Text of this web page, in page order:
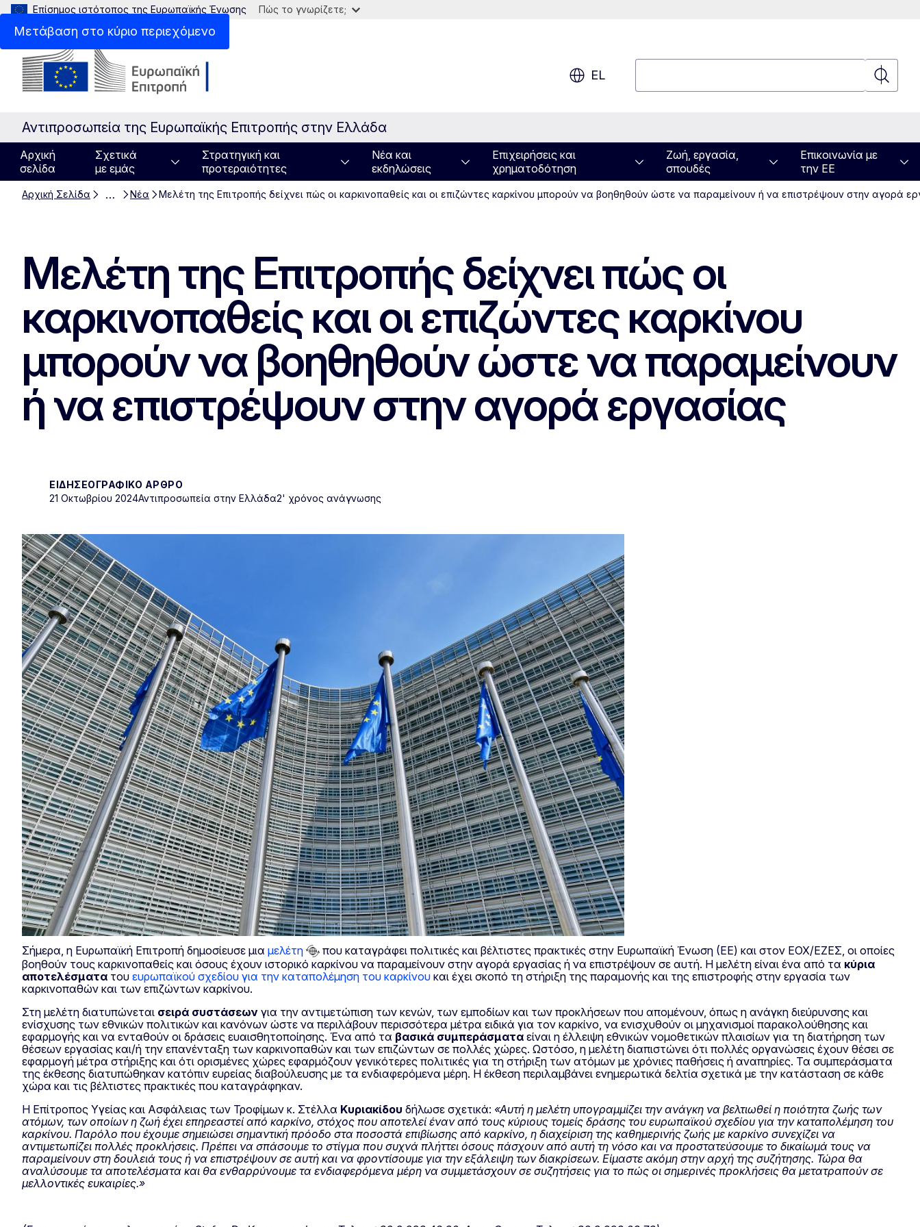
Μετάβαση στο κύριο περιεχόμενο
Επίσημος ιστότοπος της Ευρωπαϊκής Ένωσης Πώς το γνωρίζετε;
EL
Αντιπροσωπεία της Ευρωπαϊκής Επιτροπής στην Ελλάδα
Αρχική
σελίδα
Σχετικά
με εμάς
Στρατηγική και
προτεραιότητες
Νέα και
εκδηλώσεις
Επιχειρήσεις και
χρηματοδότηση
Ζωή, εργασία,
σπουδές
Επικοινωνία με
την ΕΕ
Αρχική Σελίδα … Νέα Μελέτη της Επιτροπής δείχνει πώς οι καρκινοπαθείς και οι επιζώντες καρκίνου μπορούν να βοηθηθούν ώστε να παραμείνουν ή να επιστρέψουν στην αγορά
Μελέτη της Επιτροπής δείχνει πώς οι
καρκινοπαθείς και οι επιζώντες καρκίνου
μπορούν να βοηθηθούν ώστε να παραμείνουν
ή να επιστρέψουν στην αγορά εργασίας
ΕΙΔΗΣΕΟΓΡΑΦΙΚΌ ΆΡΘΡΟ
21 Οκτωβρίου 2024Αντιπροσωπεία στην Ελλάδα2' χρόνος ανάγνωσης
Σήμερα, η Ευρωπαϊκή Επιτροπή δημοσίευσε μια μελέτη
που καταγράφει πολιτικές και βέλτιστες πρακτικές στην Ευρωπαϊκή Ένωση (ΕΕ) και στον ΕΟΧ/ΕΖΕΣ, οι οποίες
βοηθούν τους καρκινοπαθείς και όσους έχουν ιστορικό καρκίνου να παραμείνουν στην αγορά εργασίας ή να επιστρέψουν σε αυτή. Η μελέτη είναι ένα από τα κύρια
αποτελέσματα του ευρωπαϊκού σχεδίου για την καταπολέμηση του καρκίνου και έχει σκοπό τη στήριξη της παραμονής και της επιστροφής στην εργασία των
καρκινοπαθών και των επιζώντων καρκίνου.
Στη μελέτη διατυπώνεται σειρά συστάσεων για την αντιμετώπιση των κενών, των εμποδίων και των προκλήσεων που απομένουν, όπως η ανάγκη διεύρυνσης και
ενίσχυσης των εθνικών πολιτικών και κανόνων ώστε να περιλάβουν περισσότερα μέτρα ειδικά για τον καρκίνο, να ενισχυθούν οι μηχανισμοί παρακολούθησης και
εφαρμογής και να ενταθούν οι δράσεις ευαισθητοποίησης. Ένα από τα βασικά συμπεράσματα είναι η έλλειψη εθνικών νομοθετικών πλαισίων για τη διατήρηση των
θέσεων εργασίας και/ή την επανένταξη των καρκινοπαθών και των επιζώντων σε πολλές χώρες. Ωστόσο, η μελέτη διαπιστώνει ότι πολλές οργανώσεις έχουν θέσει σε
εφαρμογή μέτρα στήριξης και ότι ορισμένες χώρες εφαρμόζουν γενικότερες πολιτικές για τη στήριξη των ατόμων με χρόνιες παθήσεις ή αναπηρίες. Τα συμπεράσματα
της έκθεσης διατυπώθηκαν κατόπιν ευρείας διαβούλευσης με τα ενδιαφερόμενα μέρη. Η έκθεση περιλαμβάνει ενημερωτικά δελτία σχετικά με την κατάσταση σε κάθε
χώρα και τις βέλτιστες πρακτικές που καταγράφηκαν.
Η Επίτροπος Υγείας και Ασφάλειας των Τροφίμων κ. Στέλλα Κυριακίδου δήλωσε σχετικά: «Αυτή η μελέτη υπογραμμίζει την ανάγκη να βελτιωθεί η ποιότητα ζωής των
ατόμων, των οποίων η ζωή έχει επηρεαστεί από καρκίνο, στόχος που αποτελεί έναν από τους κύριους τομείς δράσης του ευρωπαϊκού σχεδίου για την καταπολέμηση του
καρκίνου. Παρόλο που έχουμε σημειώσει σημαντική πρόοδο στα ποσοστά επιβίωσης από καρκίνο, η διαχείριση της καθημερινής ζωής με καρκίνο συνεχίζει να
αντιμετωπίζει πολλές προκλήσεις. Πρέπει να σπάσουμε το στίγμα που συχνά πλήττει όσους πάσχουν από αυτή τη νόσο και να προστατεύσουμε το δικαίωμά τους να
παραμείνουν στη δουλειά τους ή να επιστρέψουν σε αυτή και να φροντίσουμε για την εξάλειψη των διακρίσεων. Είμαστε ακόμη στην αρχή της συζήτησης. Τώρα θα
αναλύσουμε τα αποτελέσματα και θα ενθαρρύνουμε τα ενδιαφερόμενα μέρη να συμμετάσχουν σε συζητήσεις για το πώς οι σημερινές προκλήσεις θα μετατραπούν σε
μελλοντικές ευκαιρίες.»